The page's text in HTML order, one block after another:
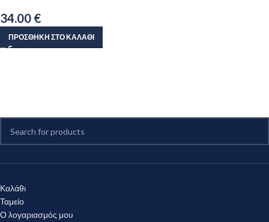
34.00 €
ΠΡΟΣΘΉΚΗ ΣΤΟ ΚΑΛΆΘΙ
Καλάθι
Ταμείο
Ο λογαριασμός μου